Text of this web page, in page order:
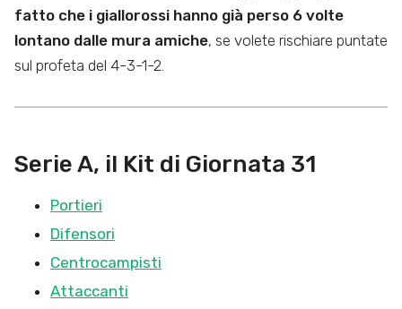
fatto che i giallorossi hanno già perso 6 volte
lontano dalle mura amiche, se volete rischiare puntate
sul profeta del 4-3-1-2.
Serie A, il Kit di Giornata 31
Portieri
Difensori
Centrocampisti
Attaccanti